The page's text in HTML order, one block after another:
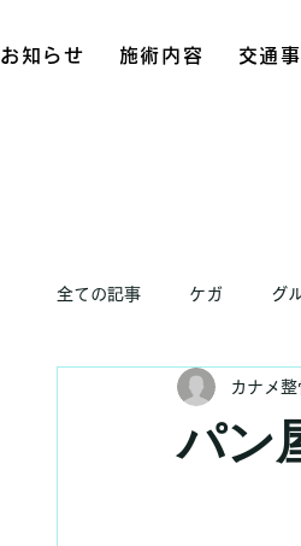
お知らせ 施術内容 交通
全ての記事 ケガ グ
パン
カナメ